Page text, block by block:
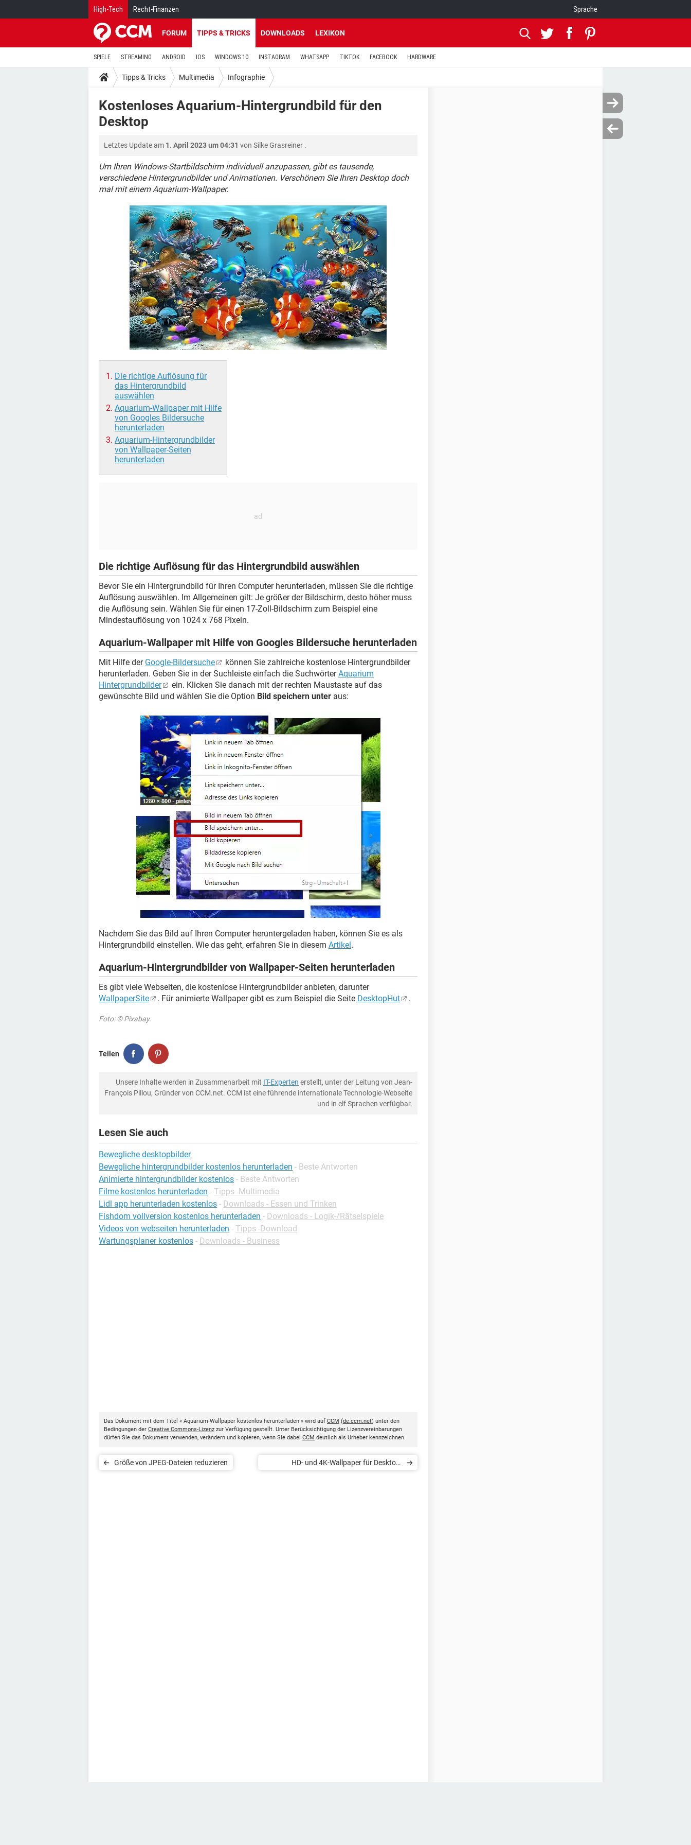
High-Tech Recht-Finanzen Sprache
FORUM TIPPS & TRICKS DOWNLOADS LEXIKON
SPIELE STREAMING ANDROID IOS WINDOWS 10 INSTAGRAM WHATSAPP TIKTOK FACEBOOK HARDWARE
Tipps & Tricks Multimedia Infographie
Kostenloses Aquarium-Hintergrundbild für den
Desktop
Letztes Update am 1. April 2023 um 04:31 von Silke Grasreiner .
Um Ihren Windows-Startbildschirm individuell anzupassen, gibt es tausende,
verschiedene Hintergrundbilder und Animationen. Verschönern Sie Ihren Desktop doch
mal mit einem Aquarium-Wallpaper.
Die richtige Auflösung für
das Hintergrundbild
auswählen
Aquarium-Wallpaper mit Hilfe
von Googles Bildersuche
herunterladen
Aquarium-Hintergrundbilder
von Wallpaper-Seiten
herunterladen
Die richtige Auflösung für das Hintergrundbild auswählen
Bevor Sie ein Hintergrundbild für Ihren Computer herunterladen, müssen Sie die richtige
Auflösung auswählen. Im Allgemeinen gilt: Je größer der Bildschirm, desto höher muss
die Auflösung sein. Wählen Sie für einen 17-Zoll-Bildschirm zum Beispiel eine
Mindestauflösung von 1024 x 768 Pixeln.
Aquarium-Wallpaper mit Hilfe von Googles Bildersuche herunterladen
Mit Hilfe der Google-Bildersuche
können Sie zahlreiche kostenlose Hintergrundbilder
herunterladen. Geben Sie in der Suchleiste einfach die SuchwörterAquarium
Hintergrundbilder
ein. Klicken Sie danach mit der rechten Maustaste auf das
gewünschte Bild und wählen Sie die Option Bild speichern unter aus:
Nachdem Sie das Bild auf Ihren Computer heruntergeladen haben, können Sie es als
Hintergrundbild einstellen. Wie das geht, erfahren Sie in diesem Artikel.
Aquarium-Hintergrundbilder von Wallpaper-Seiten herunterladen
Es gibt viele Webseiten, die kostenlose Hintergrundbilder anbieten, darunter
WallpaperSite
. Für animierte Wallpaper gibt es zum Beispiel die Seite DesktopHut .
Foto: © Pixabay.
Teilen
Unsere Inhalte werden in Zusammenarbeit mit IT-Experten erstellt, unter der Leitung von Jean-
François Pillou, Gründer von CCM.net. CCM ist eine führende internationale Technologie-Webseite
und in elf Sprachen verfügbar.
Lesen Sie auch
Bewegliche desktopbilder
Bewegliche hintergrundbilder kostenlos herunterladen - Beste Antworten
Animierte hintergrundbilder kostenlos - Beste Antworten
Filme kostenlos herunterladen - Tipps -Multimedia
Lidl app herunterladen kostenlos - Downloads - Essen und Trinken
Fishdom vollversion kostenlos herunterladen - Downloads - Logik-/Rätselspiele
Videos von webseiten herunterladen - Tipps -Download
Wartungsplaner kostenlos - Downloads - Business
Das Dokument mit dem Titel « Aquarium-Wallpaper kostenlos herunterladen » wird auf CCM (de.ccm.net) unter den
Bedingungen der Creative Commons-Lizenz zur Verfügung gestellt. Unter Berücksichtigung der Lizenzvereinbarungen
dürfen Sie das Dokument verwenden, verändern und kopieren, wenn Sie dabei CCM deutlich als Urheber kennzeichnen.
Größe von JPEG-Dateien reduzieren
HD- und 4K-Wallpaper für Desktop-